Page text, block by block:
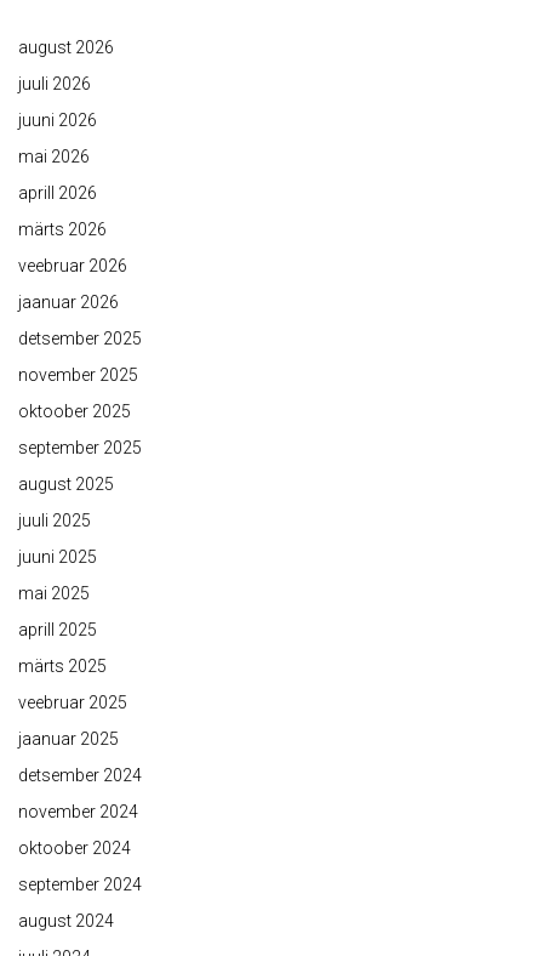
august 2026
juuli 2026
juuni 2026
mai 2026
aprill 2026
märts 2026
veebruar 2026
jaanuar 2026
detsember 2025
november 2025
oktoober 2025
september 2025
august 2025
juuli 2025
juuni 2025
mai 2025
aprill 2025
märts 2025
veebruar 2025
jaanuar 2025
detsember 2024
november 2024
oktoober 2024
september 2024
august 2024